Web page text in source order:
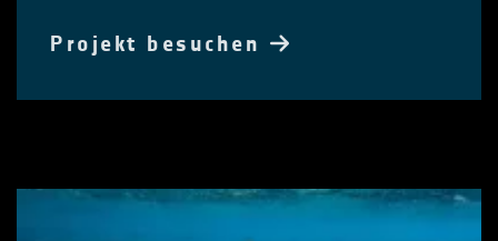
Projekt besuchen